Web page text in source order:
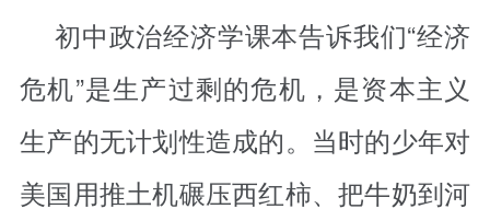
初中政治经济学课本告诉我们“经济
危机”是生产过剩的危机，是资本主义
生产的无计划性造成的。当时的少年对
美国用推土机碾压西红柿、把牛奶到河